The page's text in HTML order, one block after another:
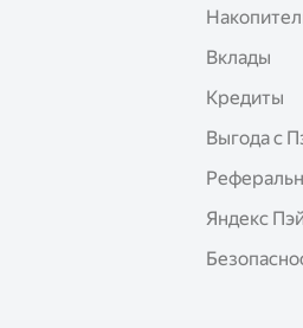
Вклады
Кредиты
Выгода с
Яндекс